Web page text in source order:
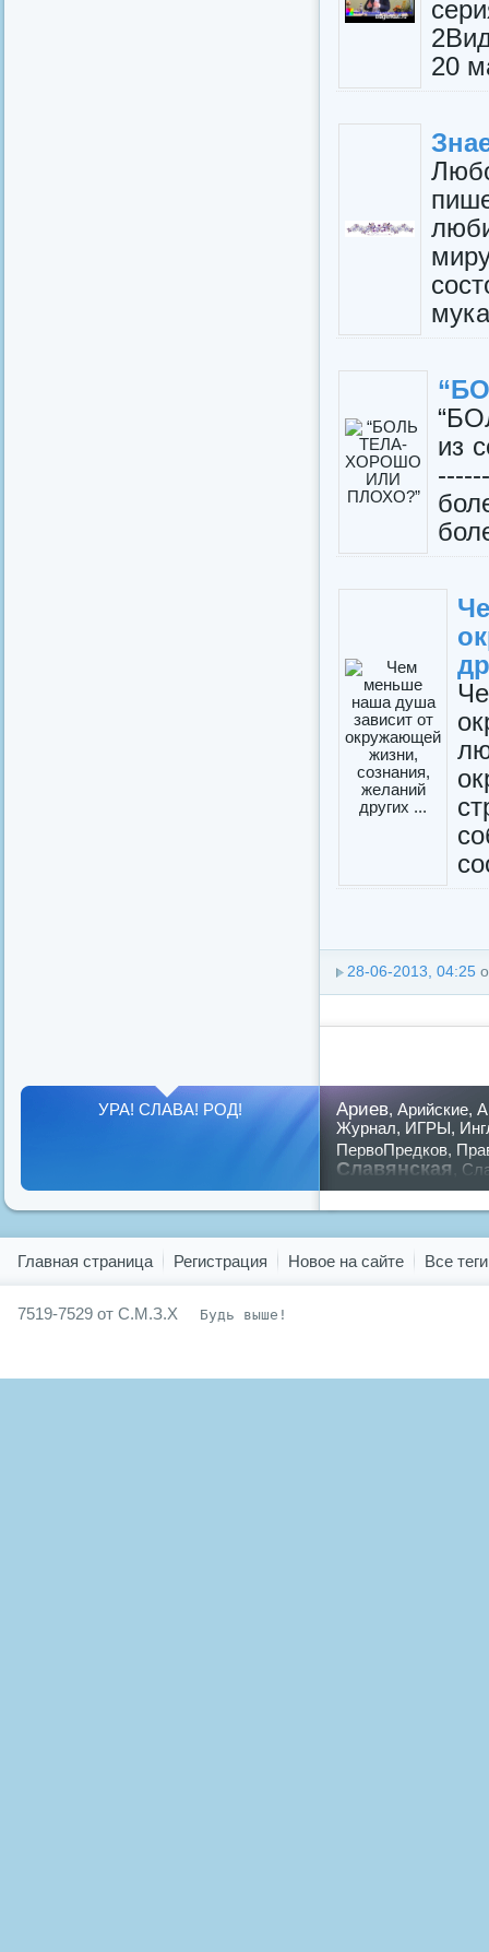
20
из
28-06-2013, 04:25
Ариев, Арийские,
Журнал, ИГРЫ,
ПервоПредков,
Славянская
предков,путин,
УРА! СЛАВА! РОД!
Главная страница Регистрация Новое на сайте Все теги
7519-7529 от С.М.З.Х Будь выше!